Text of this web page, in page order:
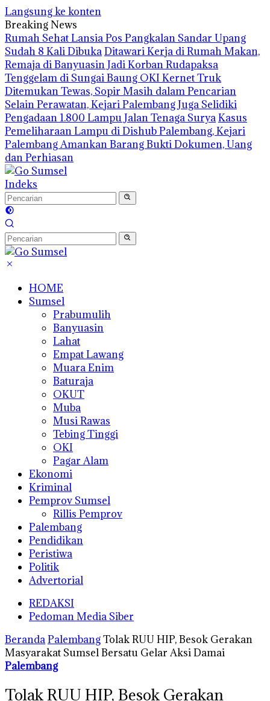
Langsung ke konten
Breaking News
Rumah Sehat Lansia Pos Pangkalan Sandar Upang
Sudah 8 Kali DibukaDitawari Kerja di Rumah Makan,
Remaja di Banyuasin Jadi Korban Rudapaksa
Tenggelam di Sungai Baung OKI Kernet Truk
Ditemukan Tewas, Sopir Masih dalam Pencarian
Selain Perawatan, Kejari Palembang Juga Selidiki
Pengadaan 1.800 Lampu Jalan Tenaga SuryaKasus
Pemeliharaan Lampu di Dishub Palembang, Kejari
Palembang Amankan Barang Bukti Dokumen, Uang
dan Perhiasan
Indeks
HOME
Sumsel
Prabumulih
Banyuasin
Lahat
Empat Lawang
Muara Enim
Baturaja
OKUT
Muba
Musi Rawas
Tebing Tinggi
OKI
Pagar Alam
Ekonomi
Kriminal
Pemprov Sumsel
Rillis Pemprov
Palembang
Pendidikan
Peristiwa
Politik
Advertorial
REDAKSI
Pedoman Media Siber
BerandaPalembangTolak RUU HIP, Besok Gerakan
Masyarakat Sumsel Bersatu Gelar Aksi Damai
Palembang
Tolak RUU HIP, Besok Gerakan